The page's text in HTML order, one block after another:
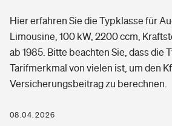
Grundfähigkeitsversicherung
Arbeitsrechtsschutz
Berufshaftpflichtversicherung
Zur Übersicht
Freizeit
Pri­vate Haft­pflicht­
Gesundheit
Private Krankenversicherung
Hier erfahren Sie die Typklasse für
Limousine, 100 kW, 2200 ccm,
ab 1985. Bitte beachten Sie, dass die
Tarifmerkmal von vielen ist, um den
Versicherungsbeitrag zu berechnen.
08.04.2026